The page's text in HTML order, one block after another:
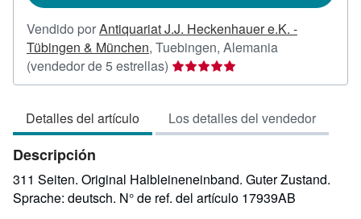
Vendido porAntiquariat J.J. Heckenhauer e.K. -
Tübingen & München, Tuebingen, Alemania
(vendedor de 5 estrellas) Calificación
del
5
de
estrellas
Detalles del artículo Los detalles del vendedor
Descripción
311 Seiten. Original Halbleineneinband. Guter Zustand.
Sprache: deutsch. N° de ref. del artículo 17939AB